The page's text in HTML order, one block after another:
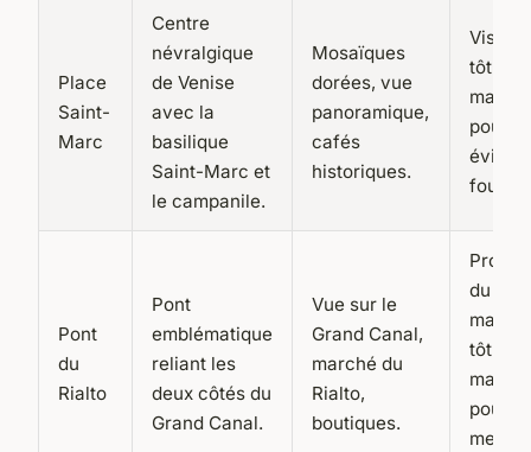
Place
Saint-
Marc
Centre
névralgique
de Venise
avec la
basilique
Saint-Marc et
le campanile.
Mosaïques
dorées, vue
panoramique,
cafés
historiques.
Visitez
tôt le
matin
pour
éviter
foules.
Pont
du
Rialto
Pont
emblématique
reliant les
deux côtés du
Grand Canal.
Vue sur le
Grand Canal,
marché du
Rialto,
boutiques.
du
tôt le
matin
pour